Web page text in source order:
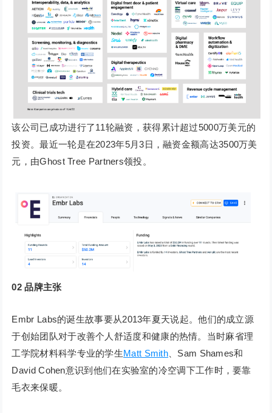
该公司已成功进行了11轮融资，获得累计超过5000万美元的
投资。最近一轮是在2023年5月3日，融资金额高达3500万美
元，由Ghost Tree Partners领投。
02 品牌主张
Embr Labs的诞生故事要从2013年夏天说起。他们的成立源
于创始团队对于改善个人舒适度和健康的热情。当时麻省理
工学院材料科学专业的学生Matt Smith 、Sam Shames和
David Cohen意识到他们在实验室的冷空调下工作时，要靠
毛衣来保暖。